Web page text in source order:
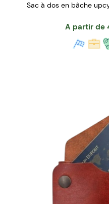
Sac à dos en bâche
A partir de